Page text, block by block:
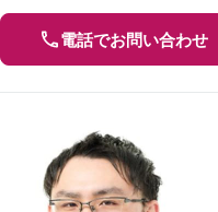
電話でお問い合わせ